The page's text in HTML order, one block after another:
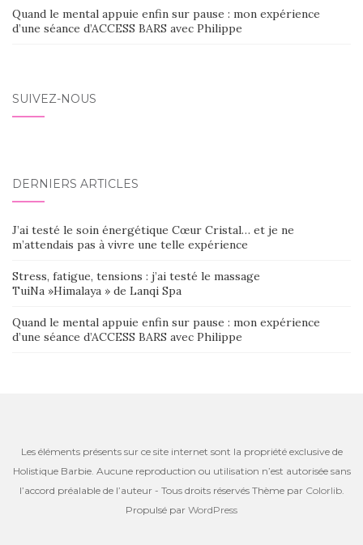
Quand le mental appuie enfin sur pause : mon expérience
d’une séance d’ACCESS BARS avec Philippe
SUIVEZ-NOUS
DERNIERS ARTICLES
J’ai testé le soin énergétique Cœur Cristal… et je ne
m’attendais pas à vivre une telle expérience
Stress, fatigue, tensions : j’ai testé le massage
TuiNa »Himalaya » de Lanqi Spa
Quand le mental appuie enfin sur pause : mon expérience
d’une séance d’ACCESS BARS avec Philippe
Les éléments présents sur ce site internet sont la propriété exclusive de
Holistique Barbie. Aucune reproduction ou utilisation n’est autorisée sans
l’accord préalable de l’auteur - Tous droits réservés Thème par Colorlib.
Propulsé par WordPress